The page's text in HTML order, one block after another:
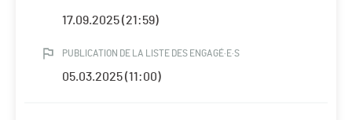
17.09.2025 (21:59)
PUBLICATION DE LA LISTE DES ENGAGÉ·E·S
05.03.2025 (11:00)